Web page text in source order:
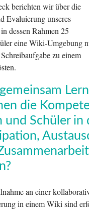
berichten wir über die
Evaluierung unseres
dessen Rahmen 25
eine Wiki-Umgebung
zu einem
die
und Schüler in
an einer
in einem Wiki sind